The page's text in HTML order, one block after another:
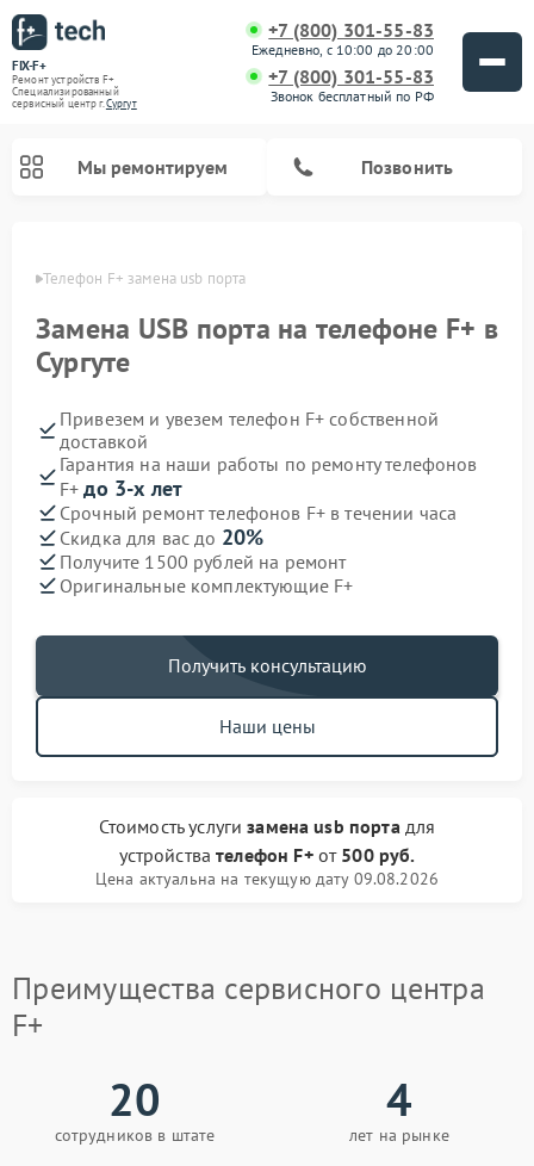
FIX-F+
Ремонт устройств F+
Специализированный
cервисный центр г.Сургут
+7 (800) 301-55-83
Ежедневно, с 10:00 до 20:00
+7 (800) 301-55-83
Звонок бесплатный по РФ
Мы ремонтируем Позвонить
Телефон F+ замена usb порта
Замена USB порта на телефоне F+ в
Сургуте
Привезем и увезем телефон F+ собственной
доставкой
Гарантия на наши работы по ремонту телефонов
F+до 3-х лет
Срочный ремонт телефонов F+ в течении часа
Скидка для вас до 20%
Получите 1500 рублей на ремонт
Оригинальные комплектующие F+
Получить консультацию
Наши цены
Стоимость услугизамена usb портадля
устройствателефон F+от 500 руб.
Цена актуальна на текущую дату 09.08.2026
Преимущества сервисного центра
F+
20
сотрудников в штате
4
лет на рынке